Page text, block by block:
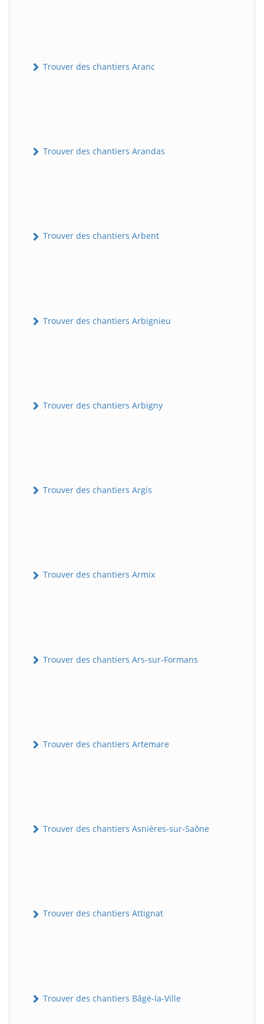
Trouver des chantiers Aranc
Trouver des chantiers Arandas
Trouver des chantiers Arbent
Trouver des chantiers Arbignieu
Trouver des chantiers Arbigny
Trouver des chantiers Argis
Trouver des chantiers Armix
Trouver des chantiers Ars-sur-Formans
Trouver des chantiers Artemare
Trouver des chantiers Asnières-sur-Saône
Trouver des chantiers Attignat
Trouver des chantiers Bâgé-la-Ville